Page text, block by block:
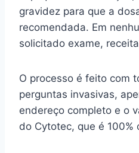
gravidez para que a
recomendada. Em
solicitado exame,
O processo é feito com
perguntas invasivas,
endereço completo e o
do Cytotec, que é 100%